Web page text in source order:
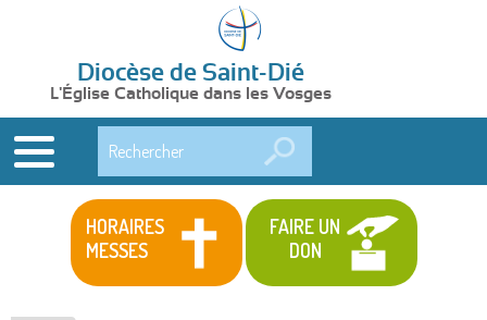
Diocèse de Saint-Dié
L'Église Catholique dans les Vosges
HORAIRES
MESSES
FAIRE UN
DON